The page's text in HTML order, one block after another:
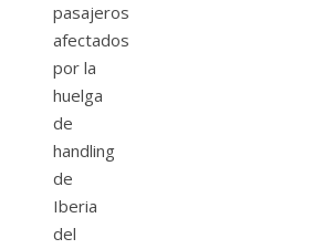
pasajeros
afectados
por la
huelga
de
handling
de
Iberia
del